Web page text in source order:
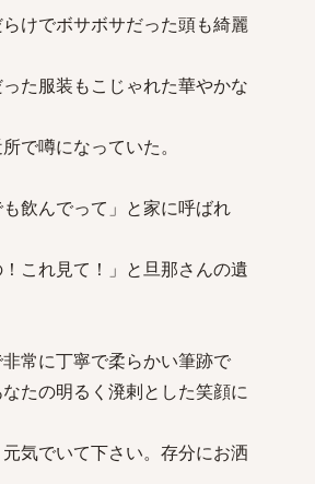
けでボサボサだった頭も綺麗
た服装もこじゃれた華やかな
で噂になっていた。
飲んでって」と家に呼ばれ
これ見て！」と旦那さんの遺
常に丁寧で柔らかい筆跡で
たの明るく溌剌とした笑顔に
気でいて下さい。存分にお洒